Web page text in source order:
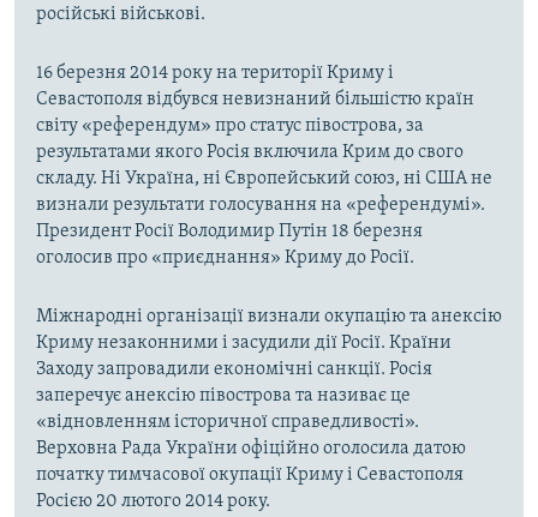
російські військові.
16 березня 2014 року на території Криму і
Севастополя відбувся невизнаний більшістю країн
світу «референдум» про статус півострова, за
результатами якого Росія включила Крим до свого
складу. Ні Україна, ні Європейський союз, ні США не
визнали результати голосування на «референдумі».
Президент Росії Володимир Путін 18 березня
оголосив про «приєднання» Криму до Росії.
Міжнародні організації визнали окупацію та анексію
Криму незаконними і засудили дії Росії. Країни
Заходу запровадили економічні санкції. Росія
заперечує анексію півострова та називає це
«відновленням історичної справедливості».
Верховна Рада України офіційно оголосила датою
початку тимчасової окупації Криму і Севастополя
Росією 20 лютого 2014 року.